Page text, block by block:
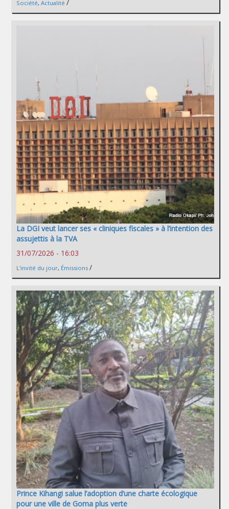
Société, Actualité /
La DGI veut lancer ses « cliniques fiscales » à l’intention des
assujettis à la TVA
31/07/2026 - 16:03
L'invité du jour, Émissions /
Prince Kihangi salue l’adoption d’une charte écologique
pour une ville de Goma plus verte